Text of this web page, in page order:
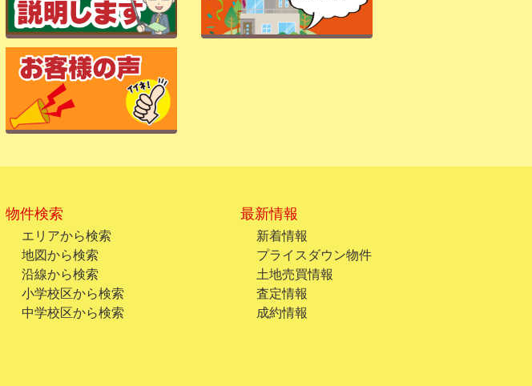
物件検索
エリアから検索
地図から検索
沿線から検索
小学校区から検索
中学校区から検索
最新情報
新着情報
プライスダウン物件
土地売買情報
査定情報
成約情報